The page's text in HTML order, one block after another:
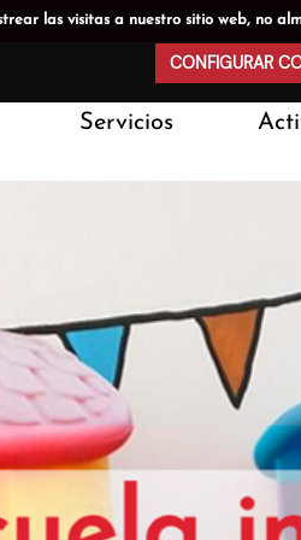
las visitas a nuestro sitio web, no
CONFIGURAR
Servicios